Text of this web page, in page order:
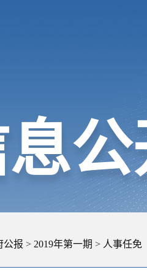
公报 > 2019年第一期 > 人事任免